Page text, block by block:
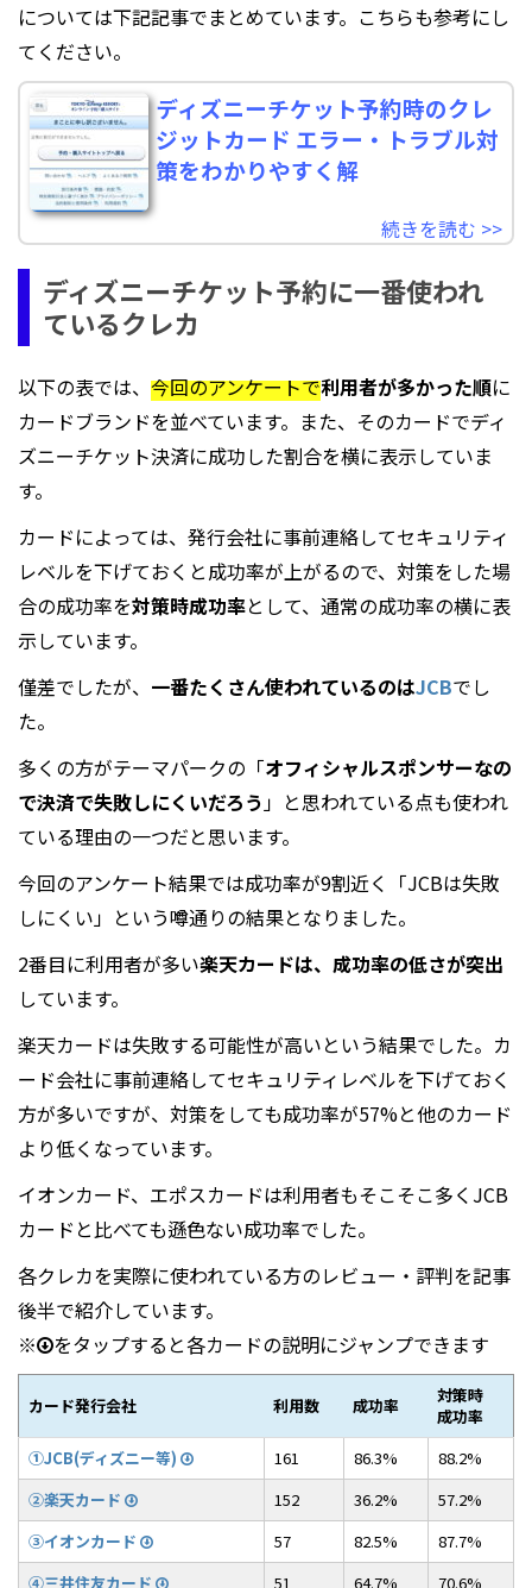
については下記記事でまとめています。こちらも参考にし
てください。
ディズニーチケット予約時のクレ
ジットカード エラー・トラブル対
策をわかりやすく解
続きを読む >>
ディズニーチケット予約に一番使われ
ているクレカ
以下の表では、 今回のアンケートで利用者が多かった順に
カードブランドを並べています。また、そのカードでディ
ズニーチケット決済に成功した割合を横に表示していま
す。
カードによっては、発行会社に事前連絡してセキュリティ
レベルを下げておくと成功率が上がるので、対策をした場
合の成功率を対策時成功率として、通常の成功率の横に表
示しています。
僅差でしたが、 一番たくさん使われているのはJCBでし
た。
多くの方がテーマパークの「オフィシャルスポンサーなの
で決済で失敗しにくいだろう 」と思われている点も使われ
ている理由の一つだと思います。
今回のアンケート結果では成功率が9割近く「JCBは失敗
しにくい」という噂通りの結果となりました。
2番目に利用者が多い楽天カードは、成功率の低さが突出
しています。
楽天カードは失敗する可能性が高いという結果でした。カ
ード会社に事前連絡してセキュリティレベルを下げておく
方が多いですが、対策をしても成功率が57%と他のカード
より低くなっています。
イオンカード、エポスカードは利用者もそこそこ多くJCB
カードと比べても遜色ない成功率でした。
各クレカを実際に使われている方のレビュー・評判を記事
後半で紹介しています。
※
をタップすると各カードの説明にジャンプできます
カード発行会社 利用数 成功率
対策時
成功率
①JCB(ディズニー等)
161 86.3%
88.2%
②楽天カード
152 36.2%
57.2%
③イオンカード
57 82.5%
87.7%
④三井住友カード
51 64.7% 70.6%